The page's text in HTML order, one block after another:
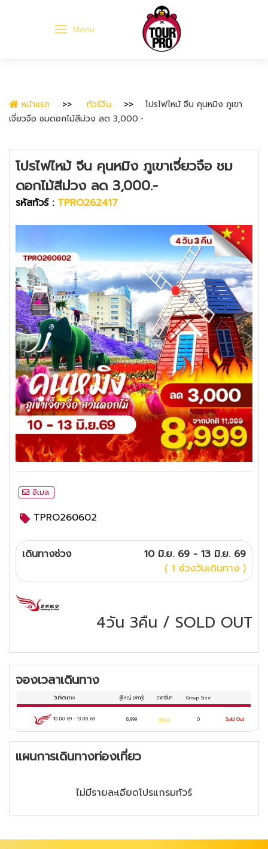
Menu
หน้าแรก ทัวร์จีน
โปรไฟไหม้ จีน คุนหมิง ภูเขา
เจี่ยวจือ ชมดอกไม้สีม่วง ลด 3,000.-
โปรไฟไหม้ จีน คุนหมิง ภูเขาเจี่ยวจือ ชม
ดอกไม้สีม่วง ลด 3,000.-
รหัสทัวร์ : TPRO262417
อีเมล
TPRO260602
เดินทางช่วง
10 มิ.ย. 69 - 13 มิ.ย. 69
( 1 ช่วงวันเดินทาง )
4วัน 3คืน / SOLD OUT
จองเวลาเดินทาง
วันที่เดินทาง ผู้ใหญ่ (พักคู่) ราคาอื่นๆ Group Size
10 มิ.ย. 69 -13 มิ.ย. 69 8,999 แสดง 0 Sold Out
แผนการเดินทางท่องเที่ยว
ไม่มีรายละเอียดโปรแกรมทัวร์